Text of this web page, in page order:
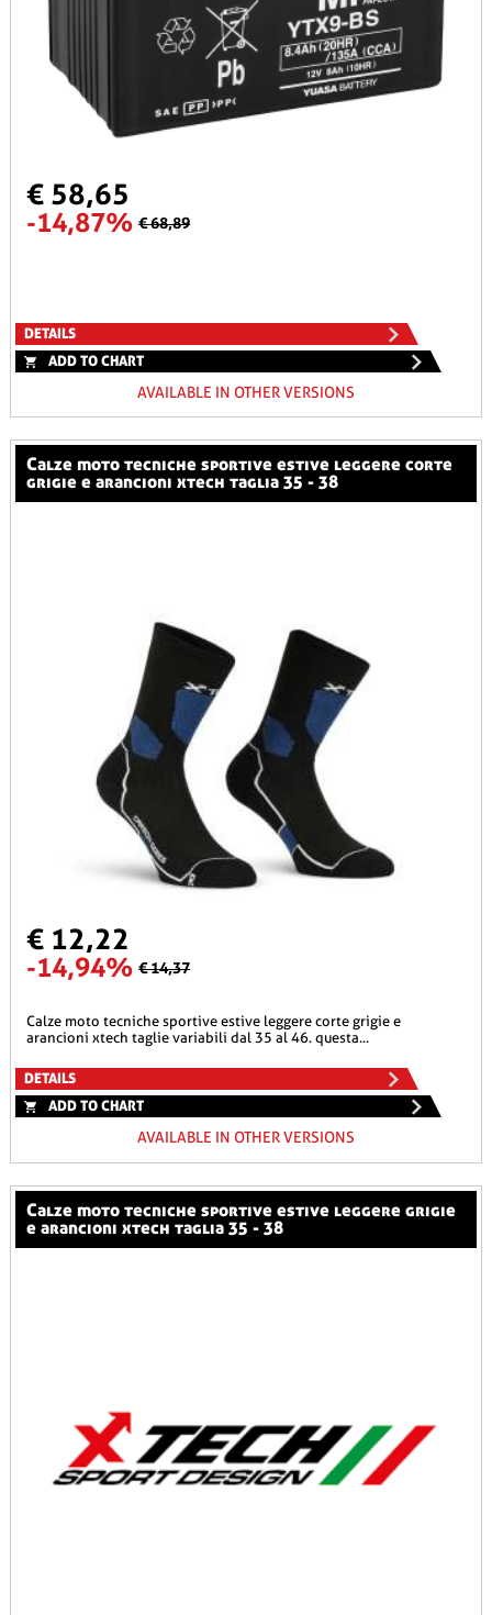
€ 58,65
-14,87% € 68,89
DETAILS
ADD TO CHART
AVAILABLE IN OTHER VERSIONS
calze moto tecniche sportive estive leggere corte
grigie e arancioni xtech taglia 35 - 38
€ 12,22
-14,94% € 14,37
calze moto tecniche sportive estive leggere corte grigie e
arancioni xtech taglie variabili dal 35 al 46. questa...
DETAILS
ADD TO CHART
AVAILABLE IN OTHER VERSIONS
calze moto tecniche sportive estive leggere grigie
e arancioni xtech taglia 35 - 38